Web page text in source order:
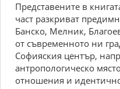
Представените в
част разкриват
Банско, Мелник,
от съвременното ни
Софияския център,
антропологическо
отношения и